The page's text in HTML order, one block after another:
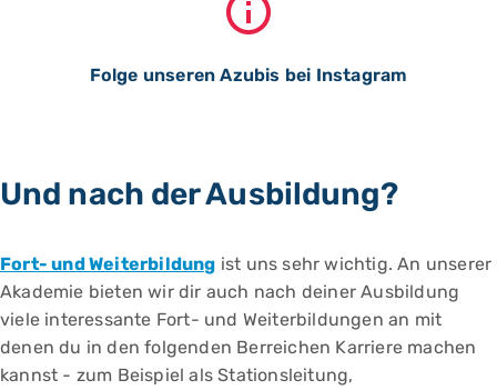
Folge unseren Azubis bei Instagram
Und nach der Ausbildung?
Fort- und Weiterbildung ist uns sehr wichtig. An unserer
Akademie bieten wir dir auch nach deiner Ausbildung
viele interessante Fort- und Weiterbildungen an mit
denen du in den folgenden Berreichen Karriere machen
kannst - zum Beispiel als Stationsleitung,